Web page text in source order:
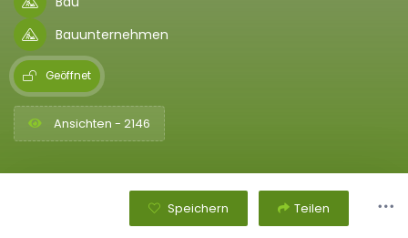
Bauunternehmen
Geöffnet
Ansichten - 2146
Speichern Teilen